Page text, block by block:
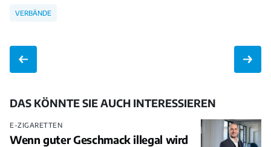
VERBÄNDE
DAS KÖNNTE SIE AUCH INTERESSIEREN
E-ZIGARETTEN
Wenn guter Geschmack illegal wird